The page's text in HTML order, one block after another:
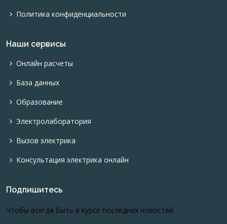
Политика конфиденциальности
Наши сервисы
Онлайн расчеты
База данных
Образование
Электролаборатория
Вызов электрика
Консультация электрика онлайн
Подпишитесь
Чтобы всегда быть в курсе последних новостей